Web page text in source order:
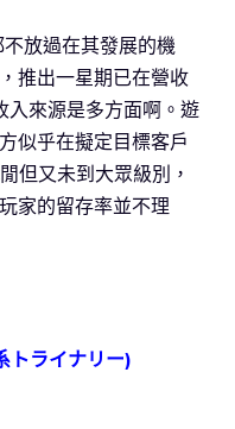
放過在其發展的機
推出一星期已在營收
來源是多方面啊。遊
似乎在擬定目標客戶
但又未到大眾級別，
家的留存率並不理
トライナリー)